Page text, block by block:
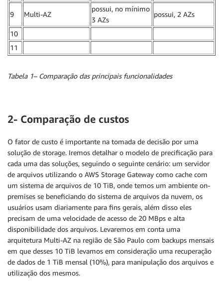
9 Multi-AZ
possui, no mínimo
3 AZs
possui, 2 AZs
10
11
Tabela 1– Comparação das principais funcionalidades
2- Comparação de custos
O fator de custo é importante na tomada de decisão por uma
solução de storage. Iremos detalhar o modelo de precificação para
cada uma das soluções, seguindo o seguinte cenário: um servidor
de arquivos utilizando o AWS Storage Gateway como cache com
um sistema de arquivos de 10 TiB, onde temos um ambiente on-
premises se beneficiando do sistema de arquivos da nuvem, os
usuários usam diariamente para fins gerais, além disso eles
precisam de uma velocidade de acesso de 20 MBps e alta
disponibilidade dos arquivos. Levaremos em conta uma
arquitetura Multi-AZ na região de São Paulo com backups mensais
em que desses 10 TiB levamos em consideração uma recuperação
de dados de 1 TiB mensal (10%), para manipulação dos arquivos e
utilização dos mesmos.